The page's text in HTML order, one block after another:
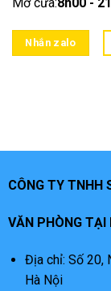
Nhắn zalo
CÔNG TY TNHH
VĂN PHÒNG TẠI
Địa chỉ: Số 20,
Hà Nội